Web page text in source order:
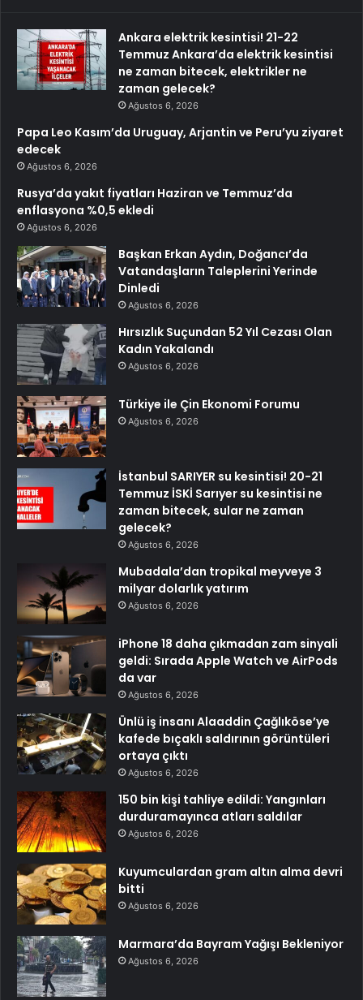
Ankara elektrik kesintisi! 21-22
Temmuz Ankara’da elektrik kesintisi
ne zaman bitecek, elektrikler ne
zaman gelecek?
Ağustos 6, 2026
Papa Leo Kasım’da Uruguay, Arjantin ve Peru’yu ziyaret
edecek
Ağustos 6, 2026
Rusya’da yakıt fiyatları Haziran ve Temmuz’da
enflasyona %0,5 ekledi
Ağustos 6, 2026
Başkan Erkan Aydın, Doğancı’da
Vatandaşların Taleplerini Yerinde
Dinledi
Ağustos 6, 2026
Hırsızlık Suçundan 52 Yıl Cezası Olan
Kadın Yakalandı
Ağustos 6, 2026
Türkiye ile Çin Ekonomi Forumu
Ağustos 6, 2026
İstanbul SARIYER su kesintisi! 20-21
Temmuz İSKİ Sarıyer su kesintisi ne
zaman bitecek, sular ne zaman
gelecek?
Ağustos 6, 2026
Mubadala’dan tropikal meyveye 3
milyar dolarlık yatırım
Ağustos 6, 2026
iPhone 18 daha çıkmadan zam sinyali
geldi: Sırada Apple Watch ve AirPods
da var
Ağustos 6, 2026
Ünlü iş insanı Alaaddin Çağlıköse’ye
kafede bıçaklı saldırının görüntüleri
ortaya çıktı
Ağustos 6, 2026
150 bin kişi tahliye edildi: Yangınları
durduramayınca atları saldılar
Ağustos 6, 2026
Kuyumculardan gram altın alma devri
bitti
Ağustos 6, 2026
Marmara’da Bayram Yağışı Bekleniyor
Ağustos 6, 2026